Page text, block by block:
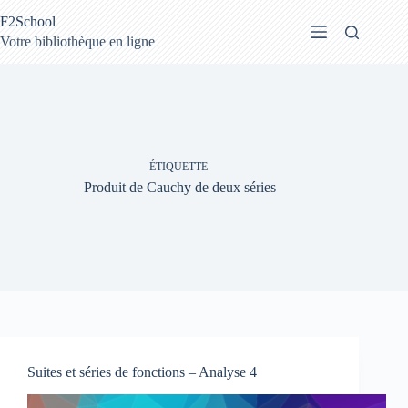
au
contenu
F2School
Votre bibliothèque en ligne
ÉTIQUETTE
Produit de Cauchy de deux séries
Suites et séries de fonctions – Analyse 4